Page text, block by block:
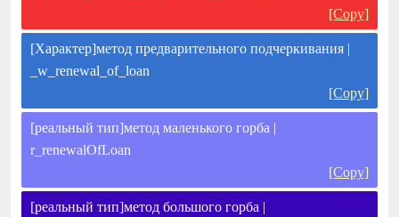
[Copy]
[Характер]метод предварительного подчеркивания |
_w_renewal_of_loan
[Copy]
[реальный тип]метод маленького горба |
r_renewalOfLoan
[Copy]
[реальный тип]метод большого горба |